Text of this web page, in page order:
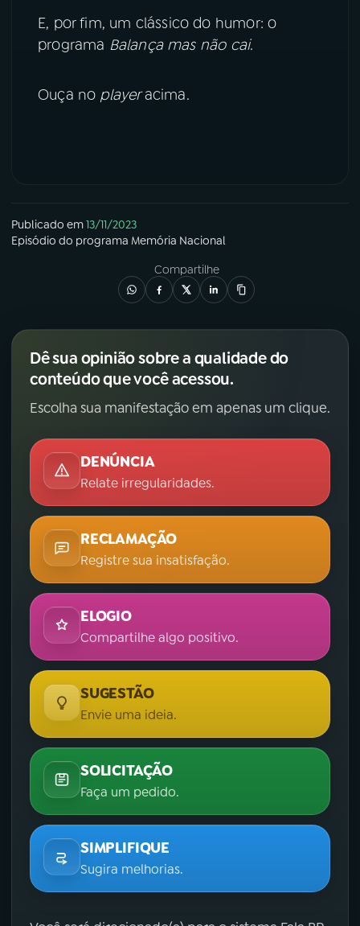
Instagram X
TikTok
E, por fim, um clássico do humor: o
programa Balança mas não cai.
Ouça no playeracima.
Publicado em13/11/2023
Episódio do programa Memória Nacional
Compartilhe
Dê sua opinião sobre a qualidade do
conteúdo que você acessou.
Escolha sua manifestação em apenas um clique.
DENÚNCIA
Relate irregularidades.
RECLAMAÇÃO
Registre sua insatisfação.
ELOGIO
Compartilhe algo positivo.
SUGESTÃO
Envie uma ideia.
SOLICITAÇÃO
Faça um pedido.
SIMPLIFIQUE
Sugira melhorias.